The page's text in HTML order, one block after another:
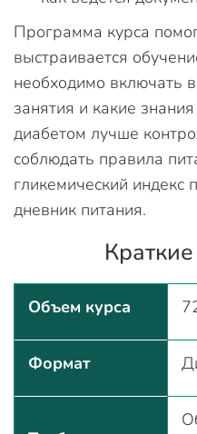
Программа курса
выстраивается
необходимо включать
занятия и какие
диабетом лучше
соблюдать правила
гликемический индекс
дневник питания.
Объем курса
Формат